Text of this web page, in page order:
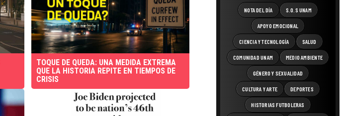
NOTA DEL DÍA S.O.S UNAM
APOYO EMOCIONAL
CIENCIA Y TECNOLOGÍA SALUD
COMUNIDAD UNAM MEDIO AMBIENTE
GÉNERO Y SEXUALIDAD
CULTURA Y ARTE DEPORTES
HISTORIAS FUTBOLERAS
TOQUE DE QUEDA: UNA MEDIDA EXTREMA
QUE LA HISTORIA REPITE EN TIEMPOS DE
CRISIS